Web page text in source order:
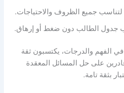
لتناسب جميع الظروف والاحتياجات.
جدول الطالب دون ضغط أو إرهاق.
الفهم والدرجات، يكتسبون ثقة
على حل المسائل المعقدة
بثقة تامة.